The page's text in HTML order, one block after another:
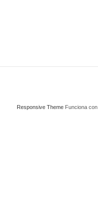
Responsive ThemeFunciona con